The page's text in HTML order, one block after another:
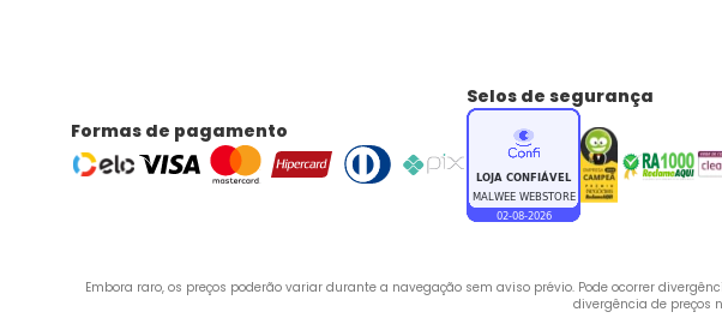
Formas de pagamento
Selos de segurança
Embora raro, os preços poderão variar durante a navegação sem aviso prévio. Pode ocorrer
divergência de preços